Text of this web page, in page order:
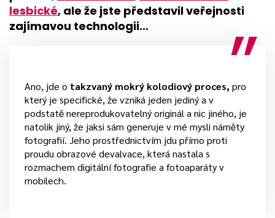
lesbické, ale že jste představil veřejnosti
zajímavou technologii…
Ano, jde o takzvaný mokrý kolodiový proces, pro
který je specifické, že vzniká jeden jediný a v
podstatě nereprodukovatelný originál a nic jiného, je
natolik jiný, že jaksi sám generuje v mé mysli náměty
fotografií. Jeho prostřednictvím jdu přímo proti
proudu obrazové devalvace, která nastala s
rozmachem digitální fotografie a fotoaparáty v
mobilech.